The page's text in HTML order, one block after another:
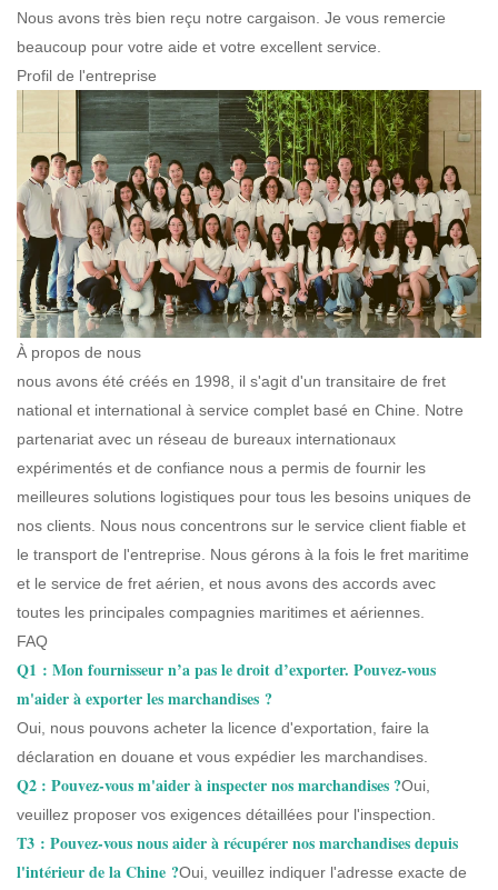
Nous avons très bien reçu notre cargaison. Je vous remercie
beaucoup pour votre aide et votre excellent service.
Profil de l'entreprise
À propos de nous
nous avons été créés en 1998, il s'agit d'un transitaire de fret
national et international à service complet basé en Chine. Notre
partenariat avec un réseau de bureaux internationaux
expérimentés et de confiance nous a permis de fournir les
meilleures solutions logistiques pour tous les besoins uniques de
nos clients. Nous nous concentrons sur le service client fiable et
le transport de l'entreprise. Nous gérons à la fois le fret maritime
et le service de fret aérien, et nous avons des accords avec
toutes les principales compagnies maritimes et aériennes.
FAQ
Q1 : Mon fournisseur n’a pas le droit d’exporter. Pouvez-vous
m'aider à exporter les marchandises ?
Oui, nous pouvons acheter la licence d'exportation, faire la
déclaration en douane et vous expédier les marchandises.
Q2 : Pouvez-vous m'aider à inspecter nos marchandises ?Oui,
veuillez proposer vos exigences détaillées pour l'inspection.
T3 : Pouvez-vous nous aider à récupérer nos marchandises depuis
l'intérieur de la Chine ?Oui, veuillez indiquer l'adresse exacte de